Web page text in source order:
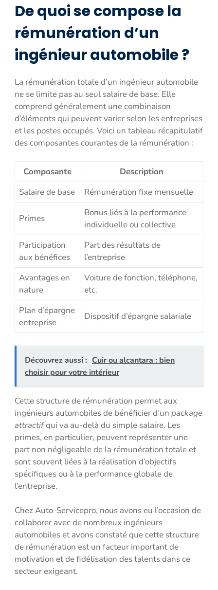
De quoi se compose la
rémunération d’un
ingénieur automobile ?
La rémunération totale d’un ingénieur automobile
ne se limite pas au seul salaire de base. Elle
comprend généralement une combinaison
d’éléments qui peuvent varier selon les entreprises
et les postes occupés. Voici un tableau récapitulatif
des composantes courantes de la rémunération :
Composante
Description
Salaire de base
Rémunération fixe mensuelle
Primes
Bonus liés à la performance
individuelle ou collective
Participation
aux bénéfices
Part des résultats de
l’entreprise
Avantages en
nature
Voiture de fonction, téléphone,
etc.
Plan d’épargne
entreprise
Dispositif d’épargne salariale
Découvrez aussi : Cuir ou alcantara : bien
choisir pour votre intérieur
Cette structure de rémunération permet aux
ingénieurs automobiles de bénéficier d’un package
attractifqui va au-delà du simple salaire. Les
primes, en particulier, peuvent représenter une
part non négligeable de la rémunération totale et
sont souvent liées à la réalisation d’objectifs
spécifiques ou à la performance globale de
l’entreprise.
Chez Auto-Servicepro, nous avons eu l’occasion de
collaborer avec de nombreux ingénieurs
automobiles et avons constaté que cette structure
de rémunération est un facteur important de
motivation et de fidélisation des talents dans ce
secteur exigeant.